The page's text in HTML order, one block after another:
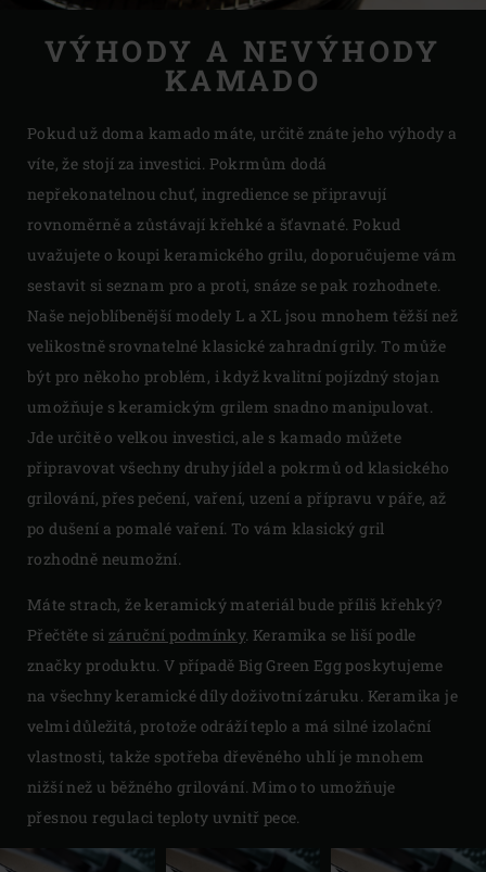
VÝHODY A NEVÝHODY
KAMADO
Pokud už doma kamado máte, určitě znáte jeho výhody a
víte, že stojí za investici. Pokrmům dodá
nepřekonatelnou chuť, ingredience se připravují
rovnoměrně a zůstávají křehké a šťavnaté. Pokud
uvažujete o koupi keramického grilu, doporučujeme vám
sestavit si seznam pro a proti, snáze se pak rozhodnete.
Naše nejoblíbenější modely L a XL jsou mnohem těžší než
velikostně srovnatelné klasické zahradní grily. To může
být pro někoho problém, i když kvalitní pojízdný stojan
umožňuje s keramickým grilem snadno manipulovat.
Jde určitě o velkou investici, ale s kamado můžete
připravovat všechny druhy jídel a pokrmů od klasického
grilování, přes pečení, vaření, uzení a přípravu v páře, až
po dušení a pomalé vaření. To vám klasický gril
rozhodně neumožní.
Máte strach, že keramický materiál bude příliš křehký?
Přečtěte si záruční podmínky. Keramika se liší podle
značky produktu. V případě Big Green Egg poskytujeme
na všechny keramické díly doživotní záruku. Keramika je
velmi důležitá, protože odráží teplo a má silné izolační
vlastnosti, takže spotřeba dřevěného uhlí je mnohem
nižší než u běžného grilování. Mimo to umožňuje
přesnou regulaci teploty uvnitř pece.